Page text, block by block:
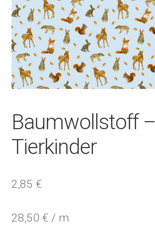
Baumwollstoff –
Tierkinder
2,85 €
28,50 € / m